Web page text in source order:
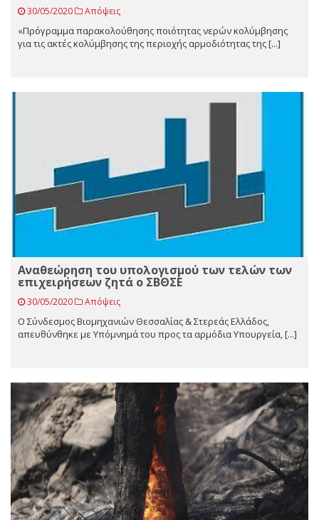
30/05/2020 Απόψεις
«Πρόγραμμα παρακολούθησης ποιότητας νερών κολύμβησης
για τις ακτές κολύμβησης της περιοχής αρμοδιότητας της [...]
Αναθεώρηση του υπολογισμού των τελών των
επιχειρήσεων ζητά ο ΣΒΘΣΕ
30/05/2020 Απόψεις
Ο Σύνδεσμος Βιομηχανιών Θεσσαλίας & Στερεάς Ελλάδος,
απευθύνθηκε με Υπόμνημά του προς τα αρμόδια Υπουργεία, [...]